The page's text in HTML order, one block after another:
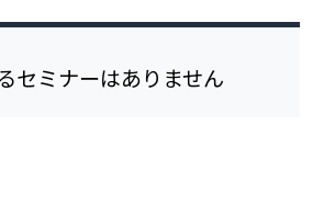
セミナーはありません